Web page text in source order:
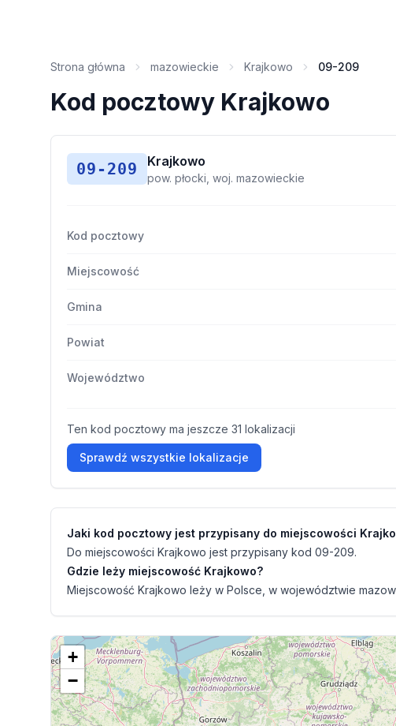
Strona główna mazowieckie Krajkowo 09-209
Kod pocztowy Krajkowo
09-209 Krajkowo
pow. płocki, woj. mazowieckie
Kod pocztowy
Miejscowość
Gmina
Powiat
Województwo
Ten kod pocztowy ma jeszcze 31 lokalizacji
Sprawdź wszystkie lokalizacje
Jaki kod pocztowy jest przypisany do miejscowości
Do miejscowości Krajkowo jest przypisany kod 09-209.
Gdzie leży miejscowość Krajkowo?
Miejscowość Krajkowo leży w Polsce, w województwie
+
−